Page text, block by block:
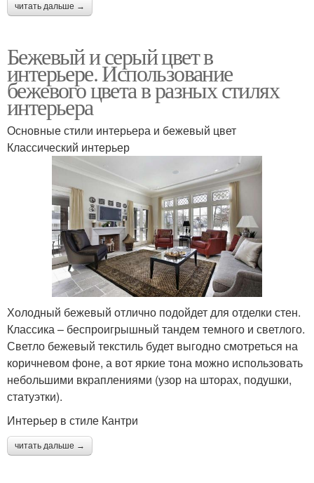
читать дальше →
Бежевый и серый цвет в
интерьере. Использование
бежевого цвета в разных стилях
интерьера
Основные стили интерьера и бежевый цвет
Классический интерьер
Холодный бежевый отлично подойдет для отделки стен.
Классика – беспроигрышный тандем темного и светлого.
Светло бежевый текстиль будет выгодно смотреться на
коричневом фоне, а вот яркие тона можно использовать
небольшими вкраплениями (узор на шторах, подушки,
статуэтки).
Интерьер в стиле Кантри
читать дальше →